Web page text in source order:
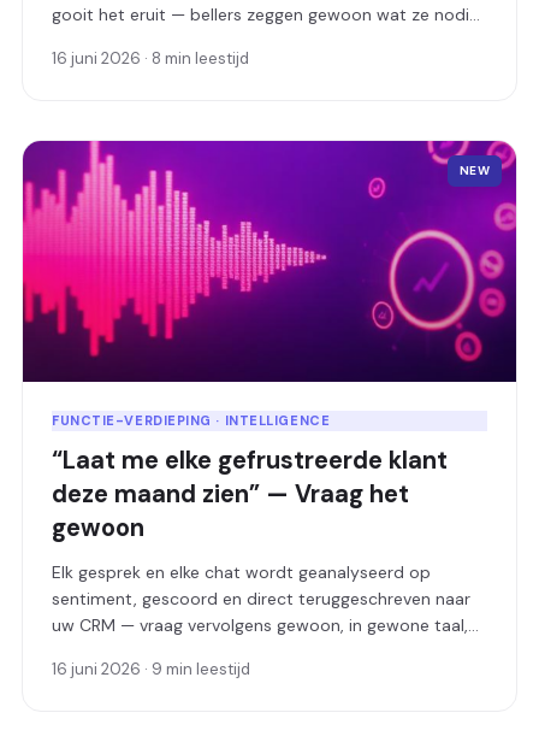
gooit het eruit — bellers zeggen gewoon wat ze nodig
hen direct door naar de juiste persoon.
16 juni 2026 · 8 min leestijd
NEW
FUNCTIE-VERDIEPING · INTELLIGENCE
“Laat me elke gefrustreerde klant
deze maand zien” — Vraag het
gewoon
Elk gesprek en elke chat wordt geanalyseerd op
sentiment, gescoord en direct teruggeschreven naar
uw CRM — vraag vervolgens gewoon, in gewone taal,
16 juni 2026 · 9 min leestijd